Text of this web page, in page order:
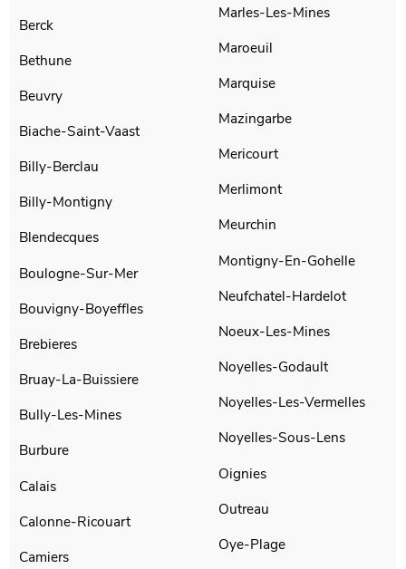
Berck
Bethune
Beuvry
Biache-Saint-Vaast
Billy-Berclau
Billy-Montigny
Blendecques
Boulogne-Sur-Mer
Bouvigny-Boyeffles
Brebieres
Bruay-La-Buissiere
Bully-Les-Mines
Burbure
Calais
Calonne-Ricouart
Camiers
Marles-Les-Mines
Maroeuil
Marquise
Mazingarbe
Mericourt
Merlimont
Meurchin
Montigny-En-Gohelle
Neufchatel-Hardelot
Noeux-Les-Mines
Noyelles-Godault
Noyelles-Les-Vermelles
Noyelles-Sous-Lens
Oignies
Outreau
Oye-Plage